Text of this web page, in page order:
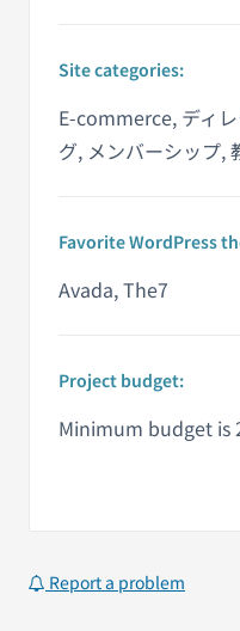
Site categories:
E-commerce, ディ
グ, メンバーシップ,
Favorite WordPress
Avada, The7
Project budget:
Minimum budget is
Report a problem